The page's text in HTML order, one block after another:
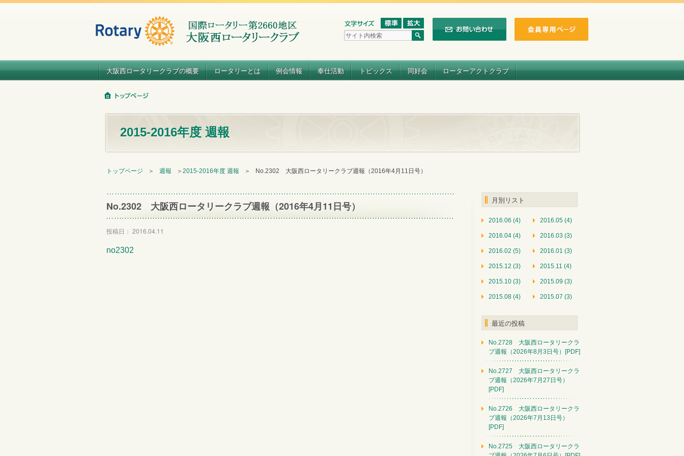
大阪西ロータリークラブの概要 ロータリーとは 例会情報 奉仕活動 トピックス 同好会 ローターアクトクラブ
2015-2016年度 週報
トップページ ＞ 週報 ＞ 2015-2016年度 週報 ＞ No.2302 大阪西ロータリークラブ週報（2016年4月11日号）
No.2302 大阪西ロータリークラブ週報（2016年4月11日号）
投稿日： 2016.04.11
no2302
月別リスト
2016.06 (4) 2016.05 (4)
2016.04 (4) 2016.03 (3)
2016.02 (5) 2016.01 (3)
2015.12 (3) 2015.11 (4)
2015.10 (3) 2015.09 (3)
2015.08 (4) 2015.07 (3)
最近の投稿
No.2728 大阪西ロータリークラ
ブ週報（2026年8月3日号）[PDF]
No.2727 大阪西ロータリークラ
ブ週報（2026年7月27日号）
[PDF]
No.2726 大阪西ロータリークラ
ブ週報（2026年7月13日号）
[PDF]
No.2725 大阪西ロータリークラ